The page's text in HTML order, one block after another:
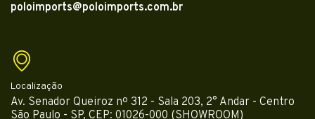
poloimports@poloimports.com.br
Localização
Av. Senador Queiroz nº 312 - Sala 203, 2° Andar - Centro
São Paulo - SP, CEP: 01026-000 (SHOWROOM)